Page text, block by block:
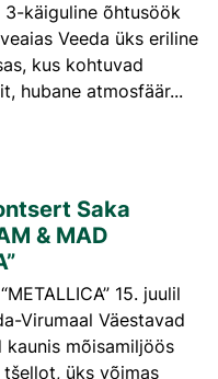
käiguline õhtusöök
Veeda üks eriline
kus kohtuvad
hubane atmosfäär...
Saka
& MAD
15. juulil
Virumaal Väestavad
kaunis mõisamiljöös
üks võimas